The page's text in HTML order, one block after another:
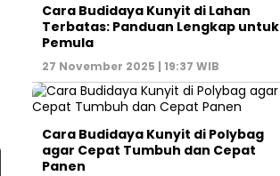
Cara Budidaya Kunyit di Lahan
Terbatas: Panduan Lengkap untuk
Pemula
27 November 2025 | 19:37 WIB
Cara Budidaya Kunyit di Polybag
agar Cepat Tumbuh dan Cepat
Panen